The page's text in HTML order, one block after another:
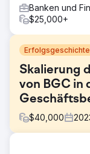
Banken und
$25,000+
Skalierung
von BGC in
$40,000